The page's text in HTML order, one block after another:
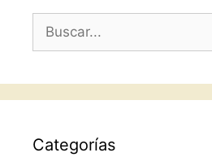
Buscar:
Categorías